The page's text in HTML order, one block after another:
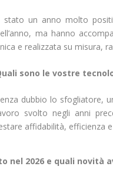
stato un anno molto
ma hanno
e realizzata su misura,
sono le vostre
dubbio lo sfogliatore,
svolto negli anni
affidabilità, efficienza
nel 2026 e quali novità